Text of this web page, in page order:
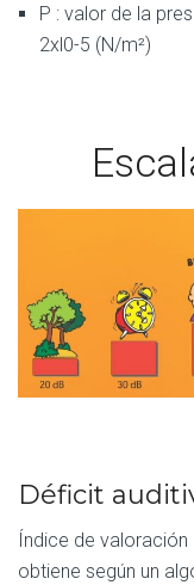
P : valor de la
2xl0-5 (N/m²)
Déficit
Índice de
obtiene según un